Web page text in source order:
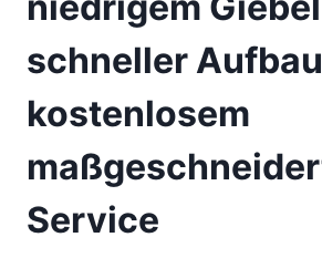
schneller
kostenlosem
Service